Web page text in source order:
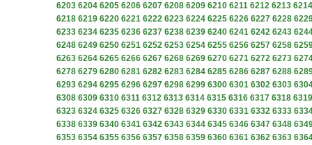
6203 6204 6205 6206 6207 6208 6209 6210 6211 6212 6213 6214
6218 6219 6220 6221 6222 6223 6224 6225 6226 6227 6228
6233 6234 6235 6236 6237 6238 6239 6240 6241 6242 6243
6248 6249 6250 6251 6252 6253 6254 6255 6256 6257 6258
6263 6264 6265 6266 6267 6268 6269 6270 6271 6272 6273
6278 6279 6280 6281 6282 6283 6284 6285 6286 6287 6288
6293 6294 6295 6296 6297 6298 6299 6300 6301 6302 6303
6308 6309 6310 6311 6312 6313 6314 6315 6316 6317 6318 6319
6323 6324 6325 6326 6327 6328 6329 6330 6331 6332 6333
6338 6339 6340 6341 6342 6343 6344 6345 6346 6347 6348
6353 6354 6355 6356 6357 6358 6359 6360 6361 6362 6363